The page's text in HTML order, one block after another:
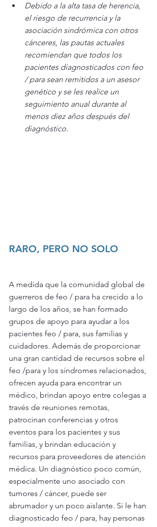
Debido a la alta tasa de herencia,
el riesgo de recurrencia y la
asociación sindrómica con otros
cánceres, las pautas actuales
recomiendan que todos los
pacientes diagnosticados con feo
/ para sean remitidos a un asesor
genético y se les realice un
seguimiento anual durante al
menos diez años después del
diagnóstico.
RARO, PERO NO SOLO
A medida que la comunidad global de
guerreros de feo / para ha crecido a lo
largo de los años, se han formado
grupos de apoyo para ayudar a los
pacientes feo / para, sus familias y
cuidadores. Además de proporcionar
una gran cantidad de recursos sobre el
feo /para y los síndromes relacionados,
ofrecen ayuda para encontrar un
médico, brindan apoyo entre colegas a
través de reuniones remotas,
patrocinan conferencias y otros
eventos para los pacientes y sus
familias, y brindan educación y
recursos para proveedores de atención
médica. Un diagnóstico poco común,
especialmente uno asociado con
tumores / cáncer, puede ser
abrumador y un poco aislante. Si le han
diagnosticado feo / para, hay personas